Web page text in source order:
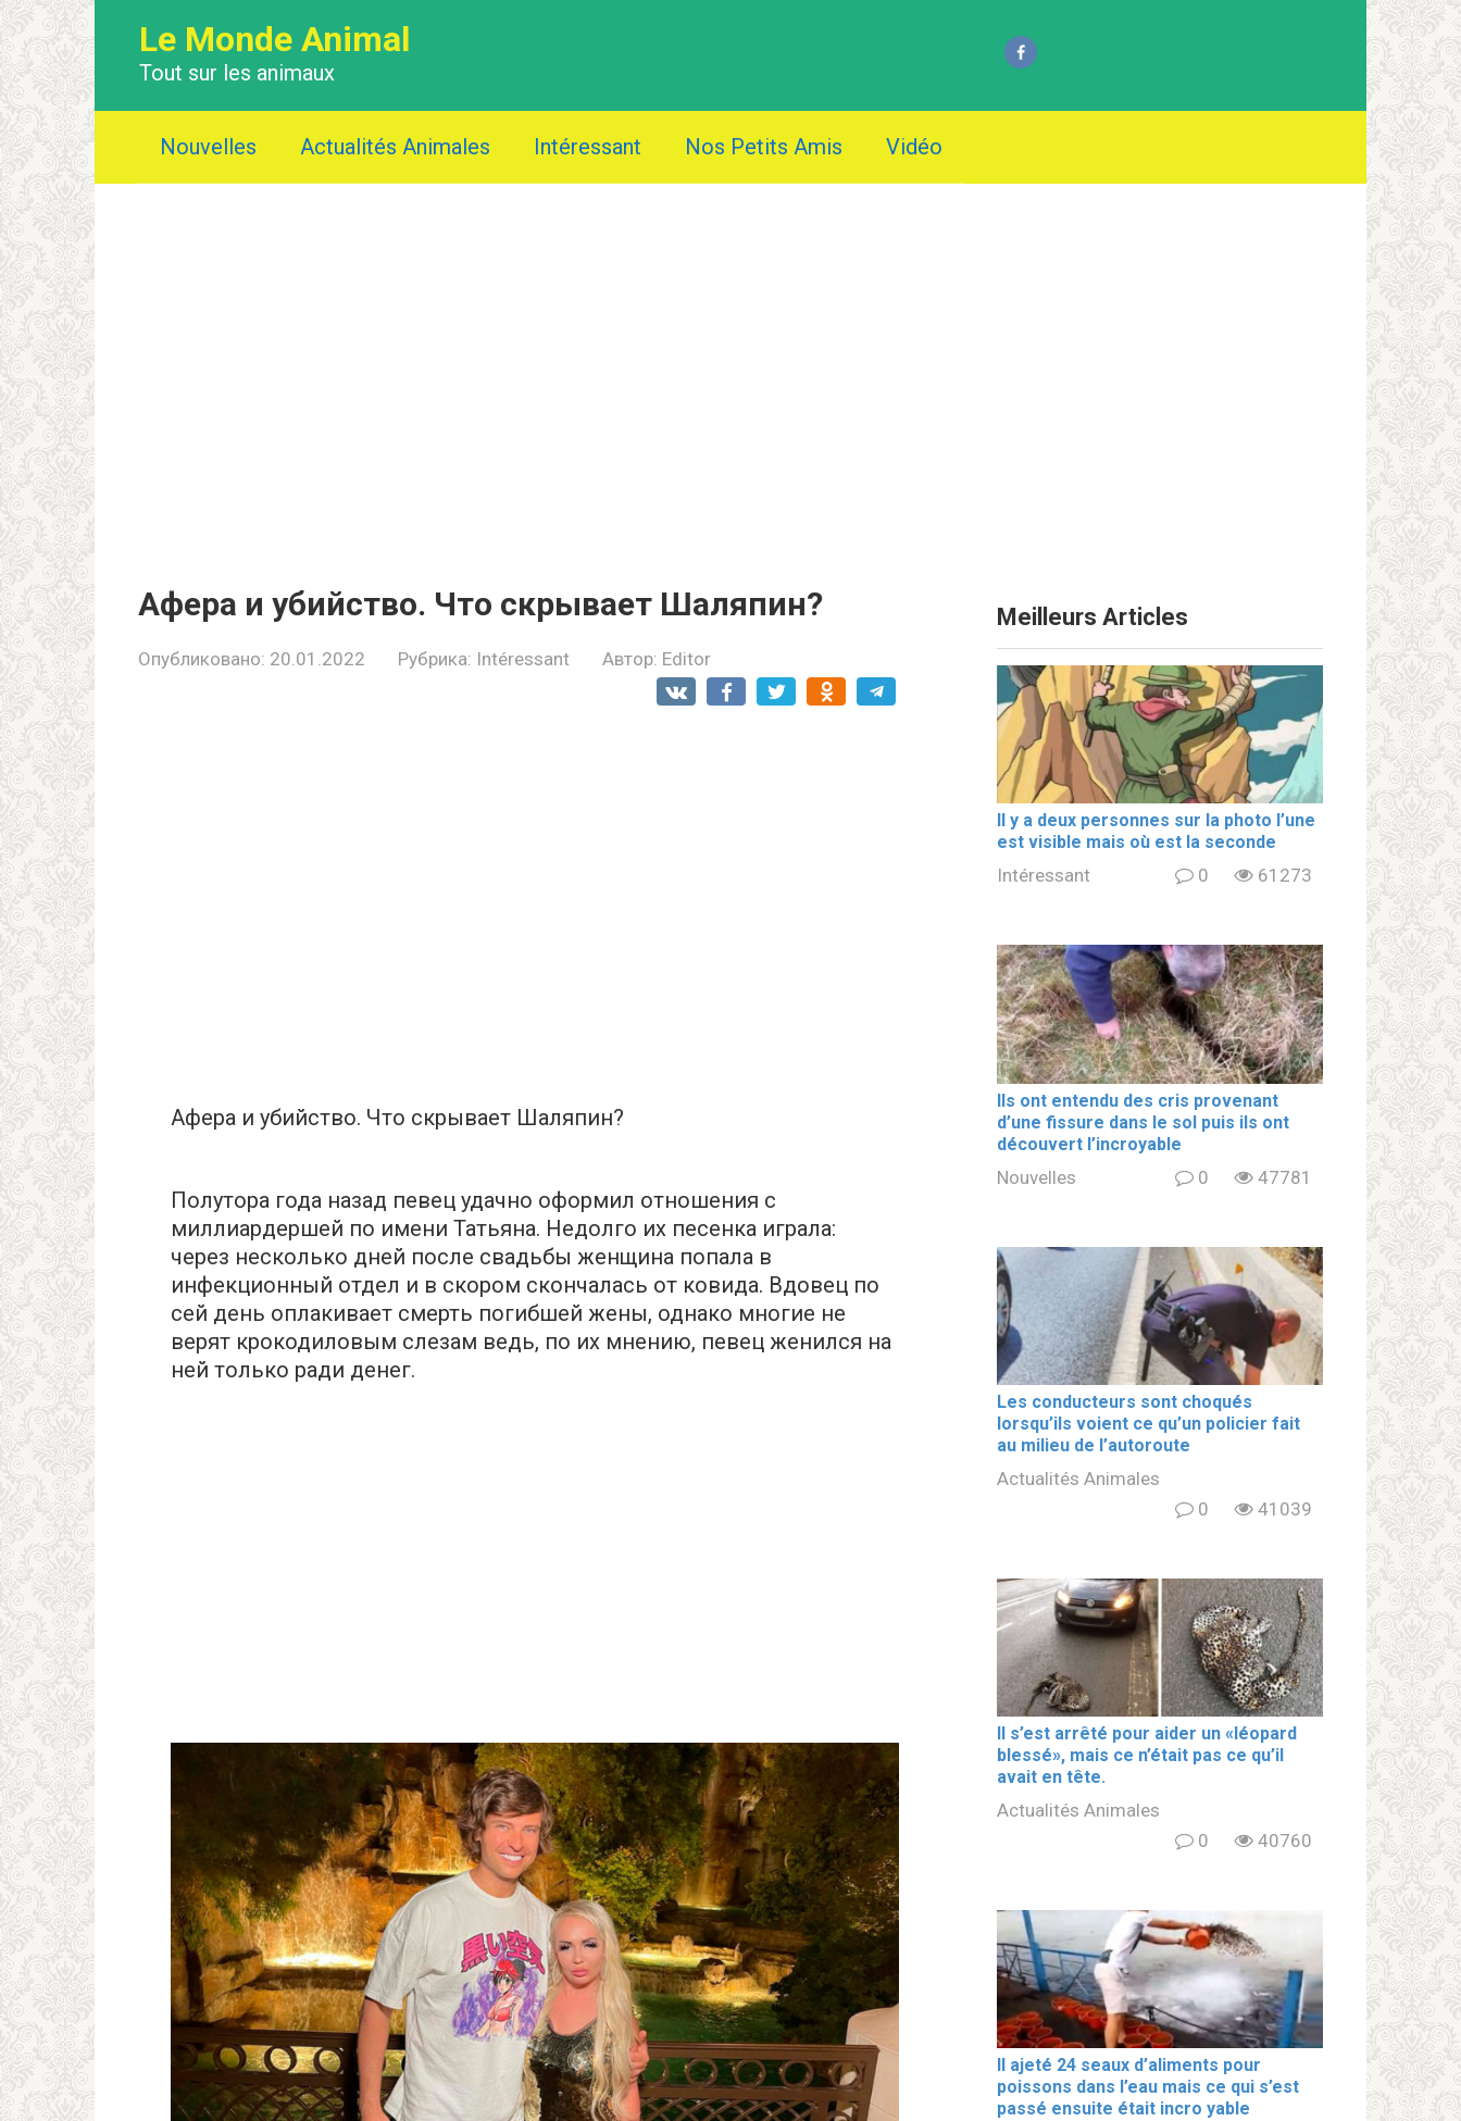
Le Monde Animal
Tout sur les animaux
Nouvelles Actualités Animales Intéressant Nos Petits Amis Vidéo
Афера и убийство. Что скрывает Шаляпин?
Опубликовано: 20.01.2022 Рубрика: Intéressant Автор: Editor
Афера и убийство. Что скрывает Шаляпин?
Полутора года назад певец удачно оформил отношения с
миллиардершей по имени Татьяна. Недолго их песенка играла:
через несколько дней после свадьбы женщина попала в
инфекционный отдел и в скором скончалась от ковида. Вдовец по
сей день оплакивает смерть погибшей жены, однако многие не
верят крокодиловым слезам ведь, по их мнению, певец женился на
ней только ради денег.
Meilleurs Articles
Il y a deux personnes sur la photo l’une
est visible mais où est la seconde
Intéressant 0 61273
Ils ont entendu des cris provenant
d’une fissure dans le sol puis ils ont
découvert l’incroyable
Nouvelles 0 47781
Les conducteurs sont choqués
lorsqu’ils voient ce qu’un policier fait
au milieu de l’autoroute
Actualités Animales
0
41039
Il s’est arrêté pour aider un «léopard
blеssé», mais ce n’était pas ce qu’il
avait en tête.
Actualités Animales
0
40760
Il ajeté 24 seaux d’aliments pour
poissons dans l’eau mais ce qui s’est
passé ensuite était incro yable